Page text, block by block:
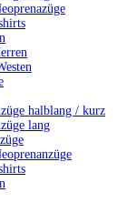
halblang / kurz
lang